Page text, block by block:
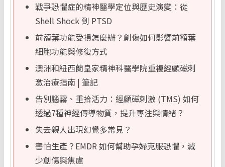
戰爭恐懼症的精神醫學定位與歷史演變：從
Shell Shock 到 PTSD
前額葉功能受損怎麼辦？創傷如何影響前額葉
細胞功能與修復方式
澳洲和紐西蘭皇家精神科醫學院重複經顱磁刺
激治療指南 | 筆記
告別腦霧、重拾活力：經顱磁刺激 (TMS) 如何
透過7種神經傳導物質，提升專注與情緒？
失去親人出現幻覺多常見？
害怕生產？EMDR 如何幫助孕婦克服恐懼，減
少創傷與焦慮